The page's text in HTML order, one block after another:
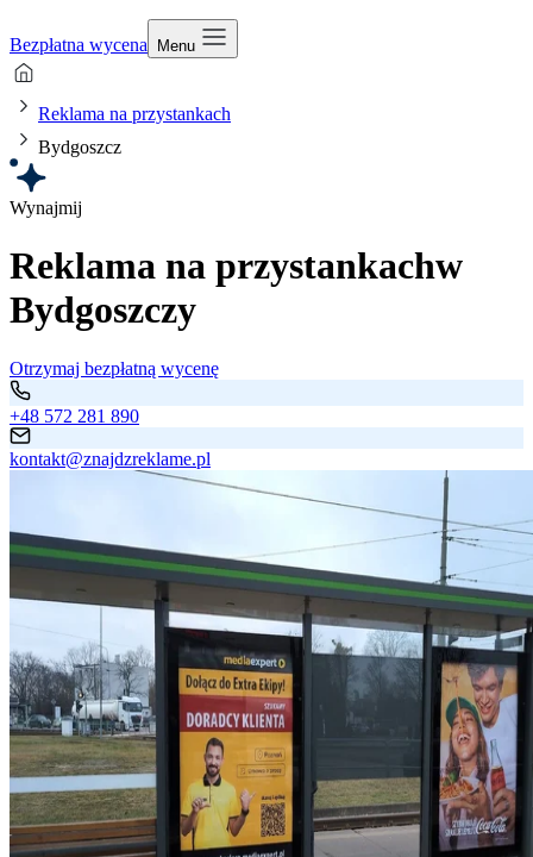
Bezpłatna wycena Menu
Reklama na przystankach
Bydgoszcz
Wynajmij
Reklama na przystankachw
Bydgoszczy
Otrzymaj bezpłatną wycenę
+48 572 281 890
kontakt@znajdzreklame.pl